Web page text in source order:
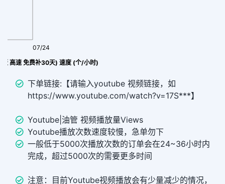
高速 免费补30天) 速度 (个/小时)
07/24
下单链接:【请输入youtube 视频链接，如
https://www.youtube.com/watch?v=17S***】
Youtube|油管 视频播放量Views
Youtube播放次数速度较慢，急单勿下
一般低于5000次播放次数的订单会在24~36小时内
完成，超过5000次的需要更多时间
注意：目前Youtube视频播放会有少量减少的情况，